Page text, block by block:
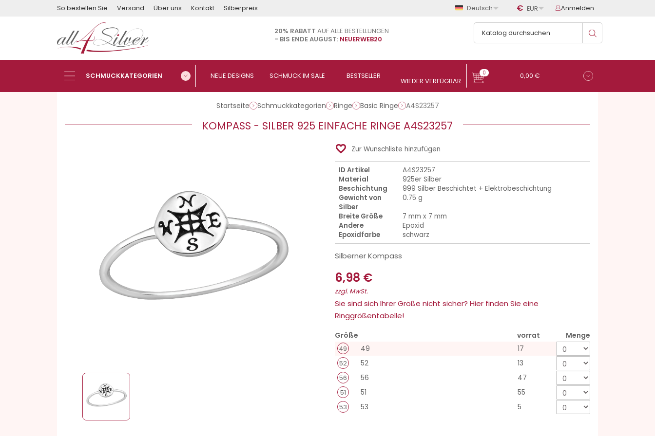
So bestellen Sie Versand Über uns Kontakt Silberpreis Deutsch € EUR Anmelden
20% RABATTAUF ALLE BESTELLUNGEN
- BIS ENDE AUGUST:NEUERWEB20
0 0,00 €
Startseite Schmuckkategorien Ringe Basic Ringe A4S23257
KOMPASS - SILBER 925 EINFACHE RINGE A4S23257
favorite_border Zur Wunschliste hinzufügen
ID Artikel
A4S23257
Material
925er Silber
Beschichtung
999 Silber Beschichtet + Elektrobeschichtung
Gewicht von
Silber
0.75 g
Breite Größe
7 mm x 7 mm
Andere
Epoxid
Epoxidfarbe
schwarz
Silberner Kompass
6,98 €
zzgl. MwSt.
Sie sind sich Ihrer Größe nicht sicher? Hier finden Sie eine
Ringgrößentabelle!
Größe vorrat Menge
49 49 17
52 52 13
56 56 47
51 51 55
53 53 5